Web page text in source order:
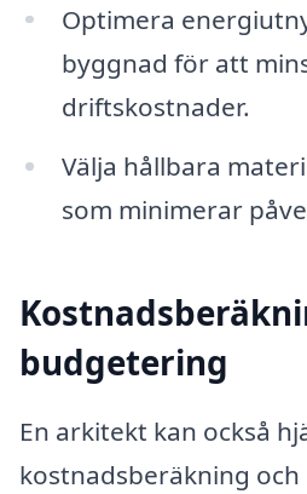
Optimera
byggnad för att
driftskostnader.
Välja hållbara
som minimerar
budgetering
En arkitekt kan också
kostnadsberäkning